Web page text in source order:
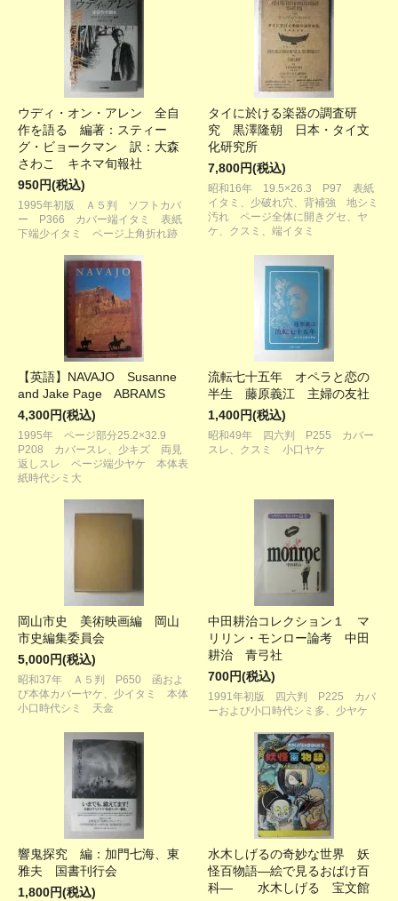
ウディ・オン・アレン 全自
作を語る 編著：スティー
グ・ビョークマン 訳：大森
さわこ キネマ旬報社
950円(税込)
1995年初版 Ａ５判 ソフトカバ
ー P366 カバー端イタミ 表紙
下端少イタミ ページ上角折れ跡
タイに於ける楽器の調査研
究 黒澤隆朝 日本・タイ文
化研究所
7,800円(税込)
昭和16年 19.5×26.3 P97 表紙
イタミ、少破れ穴、背補強 地シミ
汚れ ページ全体に開きグセ、ヤ
ケ、クスミ、端イタミ
【英語】NAVAJO Susanne
and Jake Page ABRAMS
4,300円(税込)
1995年 ページ部分25.2×32.9
P208 カバースレ、少キズ 両見
返しスレ ページ端少ヤケ 本体表
紙時代シミ大
流転七十五年 オペラと恋の
半生 藤原義江 主婦の友社
1,400円(税込)
昭和49年 四六判 P255 カバー
スレ、クスミ 小口ヤケ
岡山市史 美術映画編 岡山
市史編集委員会
5,000円(税込)
昭和37年 Ａ５判 P650 函およ
び本体カバーヤケ、少イタミ 本体
小口時代シミ 天金
中田耕治コレクション１ マ
リリン・モンロー論考 中田
耕治 青弓社
700円(税込)
1991年初版 四六判 P225 カバ
ーおよび小口時代シミ多、少ヤケ
響鬼探究 編：加門七海、東
雅夫 国書刊行会
1,800円(税込)
水木しげるの奇妙な世界 妖
怪百物語―絵で見るおばけ百
科― 水木しげる 宝文館